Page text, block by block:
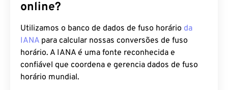
online?
Utilizamos o banco de dados de fuso horário da
IANA para calcular nossas conversões de fuso
horário. A IANA é uma fonte reconhecida e
confiável que coordena e gerencia dados de fuso
horário mundial.